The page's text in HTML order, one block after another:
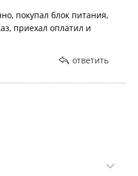
покупал блок питания,
приехал оплатил и
ответить